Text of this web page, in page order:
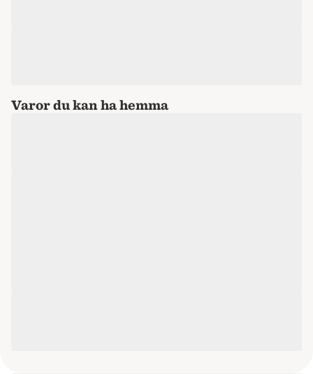
Varor du kan ha hemma